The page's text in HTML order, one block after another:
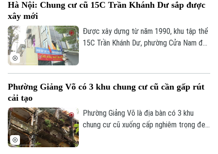
Theo dõi Hà Nội On
nhờ đáp ứng tốt nhu cầu ở thực và hưởng
Hà Nội: Chung cư cũ 15C Trần Khánh Dư sắp được
xây mới
Được xây dựng từ năm 1990, khu tập thể
15C Trần Khánh Dư, phường Cửa Nam đã
nhiều hạng mục của công trình đã xuống
sinh hoạt của cư dân.
Phường Giảng Võ có 3 khu chung cư cũ cần gấp rút
cải tạo
Phường Giảng Võ là địa bàn có 3 khu
chung cư cũ xuống cấp nghiêm trọng đe